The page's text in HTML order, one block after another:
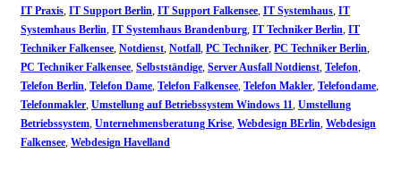
IT Praxis IT Support Berlin IT Support Falkensee IT Systemhaus IT
Systemhaus Berlin IT Systemhaus Brandenburg IT Techniker Berlin IT
Techniker Falkensee Notdienst Notfall PC Techniker PC Techniker Berlin
PC Techniker Falkensee Selbstständige Server Ausfall Notdienst Telefon
Telefon Berlin Telefon Dame Telefon Falkensee Telefon Makler Telefondame
Telefonmakler Umstellung auf Betriebssystem Windows 11 Umstellung
Betriebssystem Unternehmensberatung Krise Webdesign BErlin Webdesign
Falkensee Webdesign Havelland